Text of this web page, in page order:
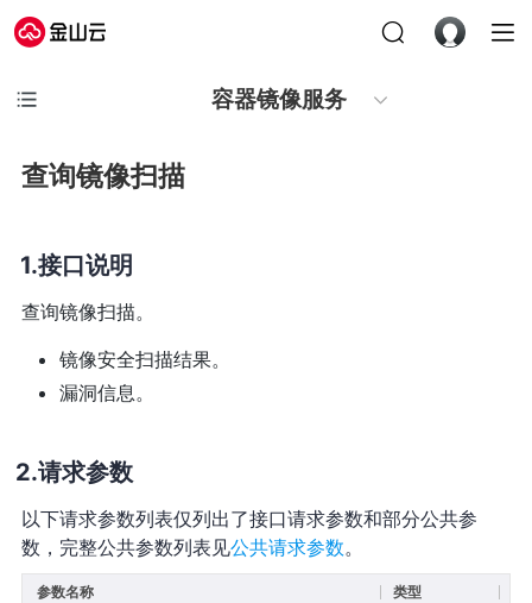
容器镜像服务
查询镜像扫描
接口说明
查询镜像扫描。
镜像安全扫描结果。
漏洞信息。
请求参数
以下请求参数列表仅列出了接口请求参数和部分公共参
数，完整公共参数列表见公共请求参数。
参数名称 类型